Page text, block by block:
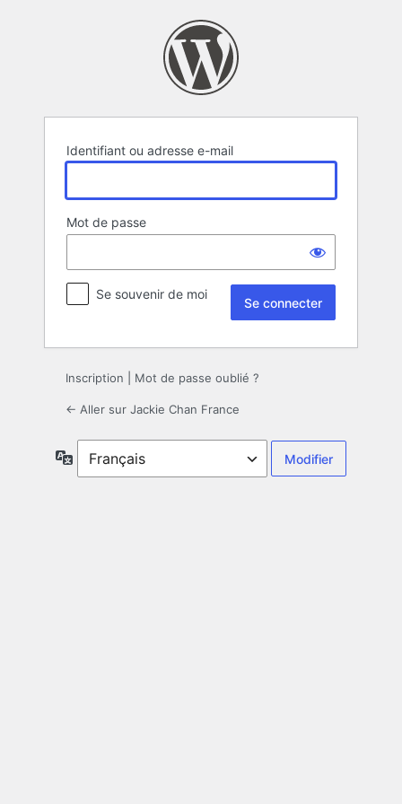
Identifiant ou adresse e-mail
Mot de passe
Se souvenir de moi
Inscription Mot de passe oublié ?
← Aller sur Jackie Chan France
Langue